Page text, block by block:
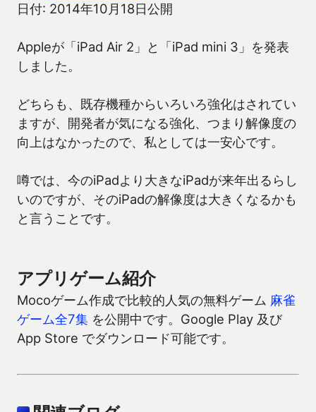
日付: 2014年10月18日公開
Appleが「iPad Air 2」と「iPad mini 3」を発表
しました。
どちらも、既存機種からいろいろ強化はされてい
ますが、開発者が気になる強化、つまり解像度の
向上はなかったので、私としては一安心です。
噂では、今のiPadより大きなiPadが来年出るらし
いのですが、そのiPadの解像度は大きくなるかも
と言うことです。
アプリゲーム紹介
Mocoゲーム作成で比較的人気の無料ゲーム 麻雀
ゲーム全7集 を公開中です。Google Play 及び
App Store でダウンロード可能です。